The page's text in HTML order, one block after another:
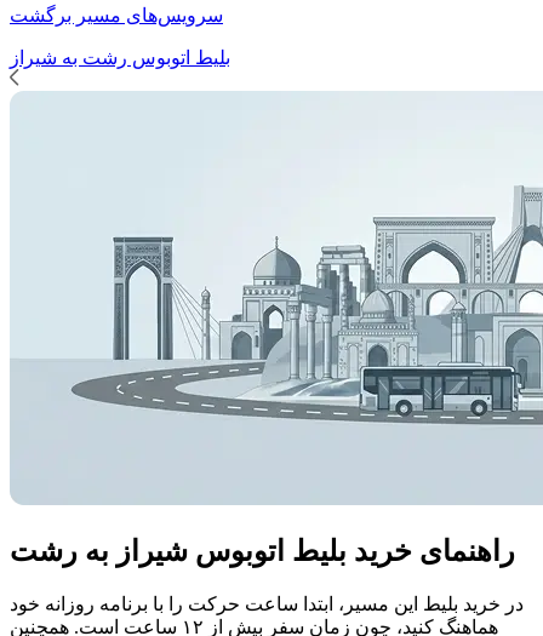
سرویس‌های مسیر برگشت
بلیط اتوبوس رشت به شیراز
راهنمای خرید بلیط اتوبوس شیراز به رشت
در خرید بلیط این مسیر، ابتدا ساعت حرکت را با برنامه روزانه خود
هماهنگ کنید، چون زمان سفر بیش از ۱۲ ساعت است. همچنین